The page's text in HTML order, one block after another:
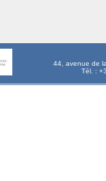
44, avenue de
Tél. :